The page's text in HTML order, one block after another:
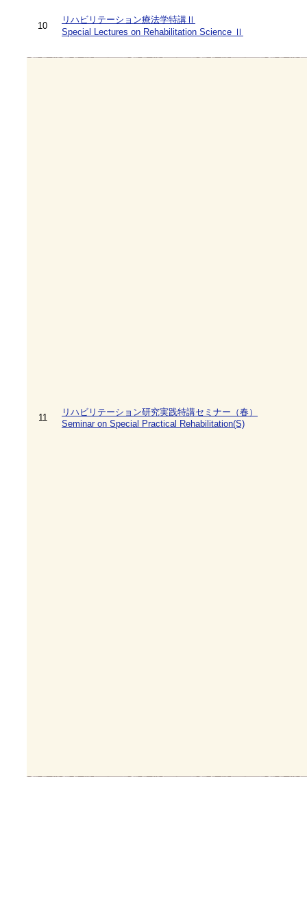
10
リハビリテーション療法学特講Ⅱ
Special Lectures on Rehabilitation Science Ⅱ
11
リハビリテーション研究実践特講セミナー（春）
Seminar on Special Practical Rehabilitation(S)